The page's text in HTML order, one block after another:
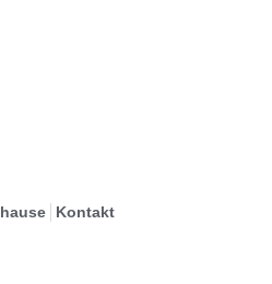
Kontakt